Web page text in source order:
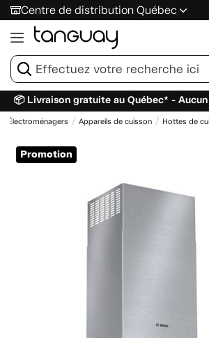
Centre de distribution Québec
📦 Livraison gratuite au Québec* -
Électroménagers Appareils de cuisson Hottes de
Promotion